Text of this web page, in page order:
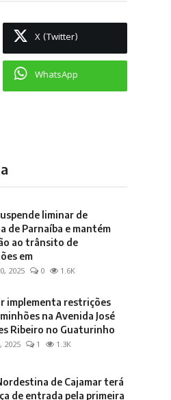
X (Twitter)
WhatsApp
liminar de
de Parnaíba e mantém
ao trânsito de
em
2025 0 1.6K
implementa restrições
na Avenida José
Ribeiro no Guaturinho
2025 1 1.3K
de Cajamar terá
de entrada pela primeira